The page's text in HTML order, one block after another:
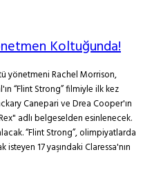
Koltuğunda!
yönetmeni Rachel Morrison,
“Flint Strong” filmiyle ilk kez
Canepari ve Drea Cooper'ın
adlı belgeselden esinlenecek.
“Flint Strong”, olimpiyatlarda
17 yaşındaki Claressa'nın